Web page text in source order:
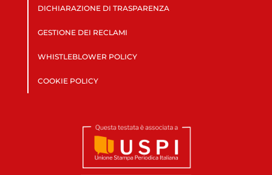
DICHIARAZIONE DI TRASPARENZA
GESTIONE DEI RECLAMI
WHISTLEBLOWER POLICY
COOKIE POLICY